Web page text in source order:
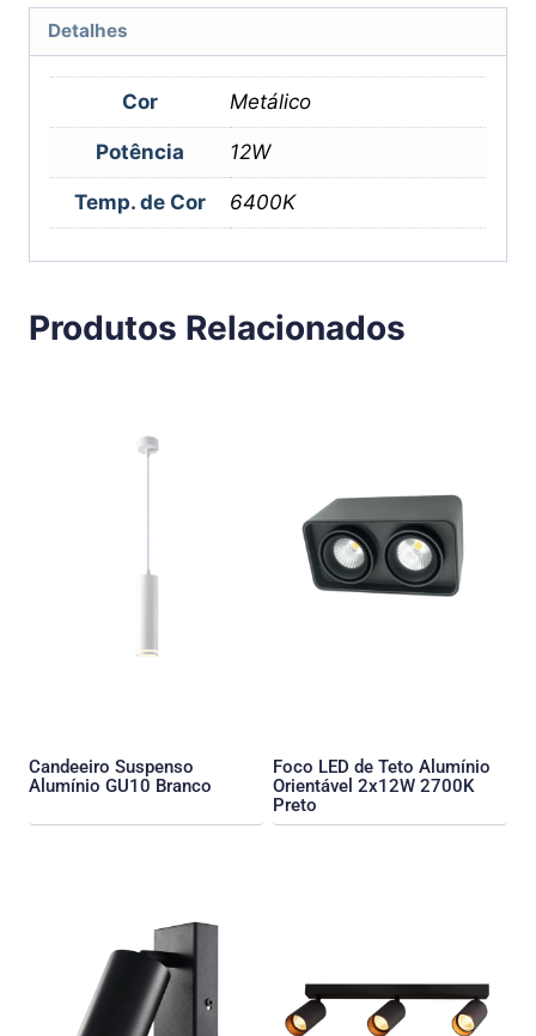
Detalhes
Cor Metálico
Potência 12W
Temp. de Cor 6400K
Produtos Relacionados
Candeeiro Suspenso
Alumínio GU10 Branco
Foco LED de Teto Alumínio
Orientável 2x12W 2700K
Preto